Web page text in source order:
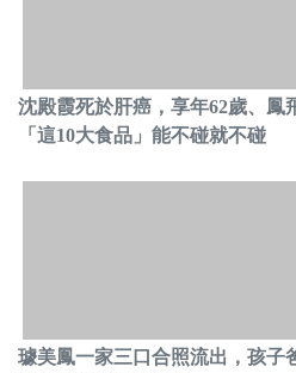
沈殿霞死於肝癌，享年62歲、鳳
「這10大食品」能不碰就不碰
璩美鳳一家三口合照流出，孩子